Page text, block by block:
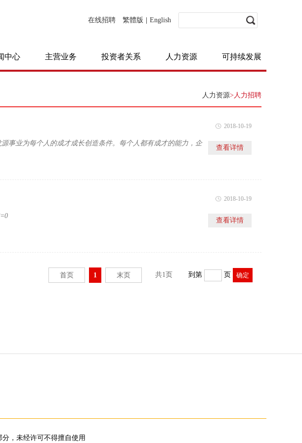
在线招聘 繁體版 English
中心 主营业务 投资者关系 人力资源 可持续发展
人力资源>人力招聘
2018-10-19
事业为每个人的成才成长创造条件。每个人都有成才的能力，企
查看详情
2018-10-19
查看详情
首页 1 到第 页
末页 共1页
，未经许可不得擅自使用